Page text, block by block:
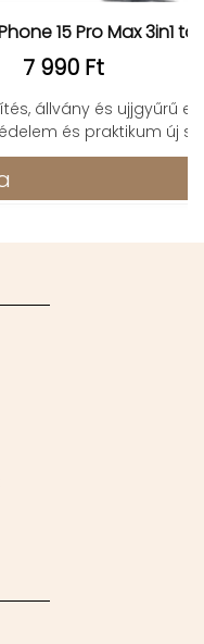
3in1 tok
ujjgyűrű egyben –
új szintje.